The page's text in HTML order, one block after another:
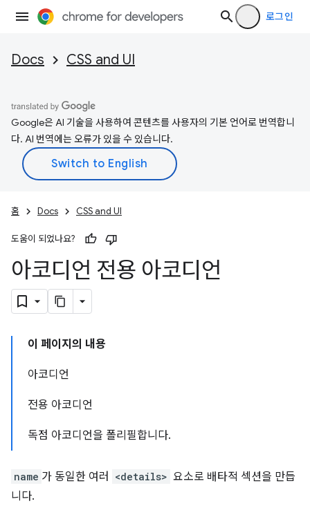
로그인
Docs CSS and UI
Google은 AI 기술을 사용하여 콘텐츠를 사용자의 기본 언어로 번역합니
다. AI 번역에는 오류가 있을 수 있습니다.
홈 Docs CSS and UI
도움이 되었나요?
아코디언 전용 아코디언
이 페이지의 내용
아코디언
전용 아코디언
독점 아코디언을 폴리필합니다.
name 가 동일한 여러 <details> 요소로 배타적 섹션을 만듭
니다.